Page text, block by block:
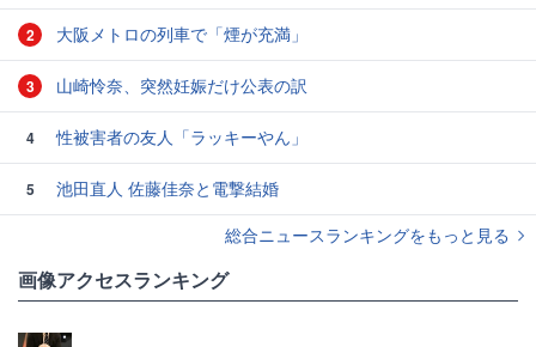
2 大阪メトロの列車で「煙が充満」
3 山崎怜奈、突然妊娠だけ公表の訳
4 性被害者の友人「ラッキーやん」
5
池田直人 佐藤佳奈と電撃結婚
総合ニュースランキングをもっと見る
画像アクセスランキング